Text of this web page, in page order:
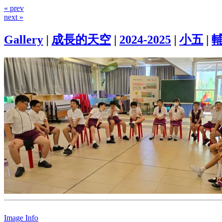
« prev
next »
Gallery | 成長的天空 | 2024-2025 | 小五 |
Image Info